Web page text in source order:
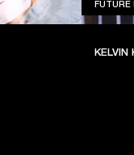
FUTURE
KELVIN